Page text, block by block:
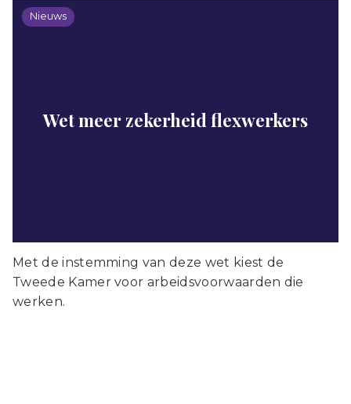
Nieuws
Wet meer zekerheid flexwerkers
Met de instemming van deze wet kiest de
Tweede Kamer voor arbeidsvoorwaarden die
werken.